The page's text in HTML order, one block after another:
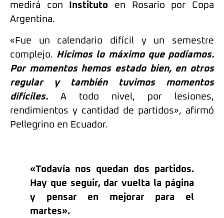
medirá con
Instituto en Rosario por Copa
Argentina.
«Fue un calendario difícil y un semestre
complejo. Hicimos lo máximo que podíamos.
Por momentos hemos estado bien, en otros
regular y también tuvimos momentos
difíciles. A todo nivel, por lesiones,
rendimientos y cantidad de partidos», afirmó
Pellegrino en Ecuador.
«Todavía nos quedan dos partidos.
Hay que seguir, dar vuelta la página
y pensar en mejorar para el
martes».